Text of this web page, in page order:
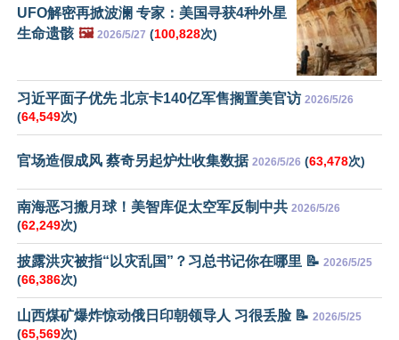
UFO解密再掀波澜 专家：美国寻获4种外星
生命遗骸 🖼️ 2026/5/27 (100,828次)
习近平面子优先 北京卡140亿军售搁置美官访 2026/5/26
(64,549次)
官场造假成风 蔡奇另起炉灶收集数据 2026/5/26 (63,478次)
南海恶习搬月球！美智库促太空军反制中共 2026/5/26
(62,249次)
披露洪灾被指“以灾乱国”？习总书记你在哪里 📝 2026/5/25
(66,386次)
山西煤矿爆炸惊动俄日印朝领导人 习很丢脸 📝 2026/5/25
(65,569次)